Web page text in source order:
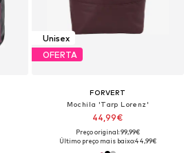
Unisex
OFERTA
FORVERT
Mochila 'Tarp Lorenz'
44,99€
Preço original: 99,99€
Último preço mais baixo:44,99€